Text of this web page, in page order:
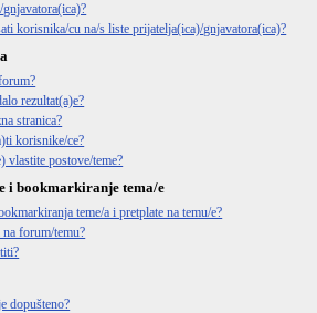
korisnika/cu na/s liste prijatelja(ica)/gnjavatora(ica)?
rezultat(a)e?
stranica?
korisnike/ce?
vlastite postove/teme?
i bookmarkiranje tema/e
teme/a i pretplate na temu/e?
forum/temu?
dopušteno?